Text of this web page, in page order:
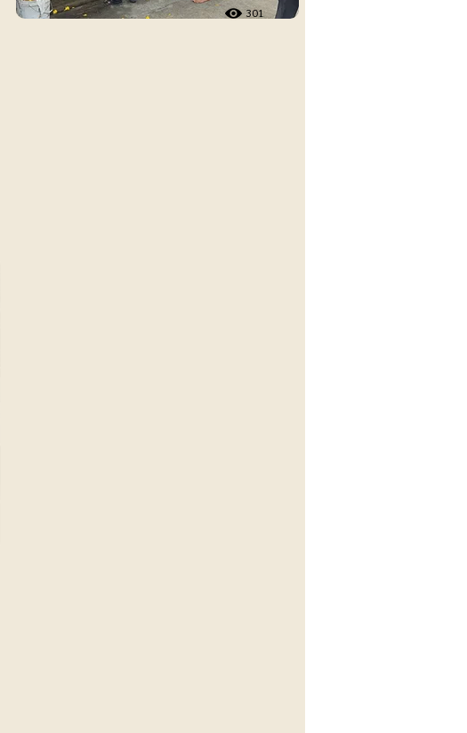
301